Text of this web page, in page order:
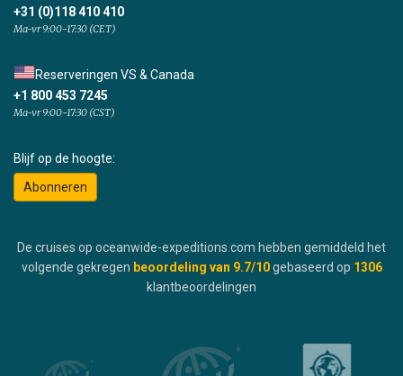
+31 (0)118 410 410
Ma-vr 9:00-17:30 (CET)
Reserveringen VS & Canada
+1 800 453 7245
Ma-vr 9:00-17:30 (CST)
Blijf op de hoogte:
Abonneren
De cruises op oceanwide-expeditions.com hebben gemiddeld het
volgende gekregen beoordeling van 9.7/10 gebaseerd op 1306
klantbeoordelingen